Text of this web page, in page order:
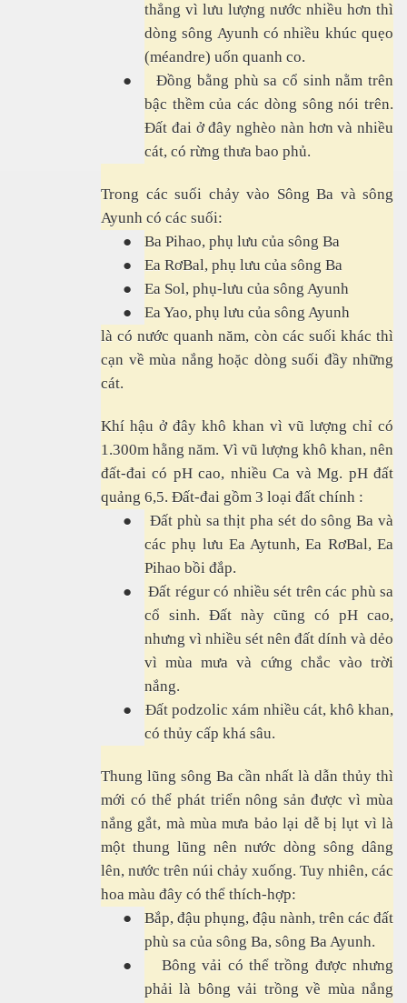
thẳng vì lưu lượng nước nhiều hơn thì
dòng sông Ayunh có nhiều khúc quẹo
(méandre) uốn quanh co.
●
Đồng bằng phù sa cổ sinh nằm trên
bậc thềm của các dòng sông nói trên.
Đất đai ở đây nghèo nàn hơn và nhiều
cát, có rừng thưa bao phủ.
Trong các suối chảy vào Sông Ba và sông
Ayunh có các suối:
●
Ba Pihao, phụ lưu của sông Ba
●
Ea RơBal, phụ lưu của sông Ba
●
Ea Sol, phụ-lưu của sông Ayunh
●
Ea Yao, phụ lưu của sông Ayunh
là có nước quanh năm, còn các suối khác thì
cạn về mùa nắng hoặc dòng suối đầy những
cát.
Khí hậu ở đây khô khan vì vũ lượng chỉ có
1.300m hằng năm. Vì vũ lượng khô khan, nên
đất-đai có pH cao, nhiều Ca và Mg. pH đất
quảng 6,5. Đất-đai gồm 3 loại đất chính :
●
Đất phù sa thịt pha sét do sông Ba và
các phụ lưu Ea Aytunh, Ea RơBal, Ea
Pihao bồi đắp.
●
Đất régur có nhiều sét trên các phù sa
cổ sinh. Đất này cũng có pH cao,
nhưng vì nhiều sét nên đất dính và dẻo
vì mùa mưa và cứng chắc vào trời
nắng.
●
Đất podzolic xám nhiều cát, khô khan,
có thủy cấp khá sâu.
Thung lũng sông Ba cần nhất là dẫn thủy thì
mới có thể phát triển nông sản được vì mùa
nắng gắt, mà mùa mưa bảo lại dễ bị lụt vì là
một thung lũng nên nước dòng sông dâng
lên, nước trên núi chảy xuống. Tuy nhiên, các
hoa màu đây có thể thích-hợp:
●
Bắp, đậu phụng, đậu nành, trên các đất
phù sa của sông Ba, sông Ba Ayunh.
●
Bông vải có thể trồng được nhưng
phải là bông vải trồng về mùa nắng